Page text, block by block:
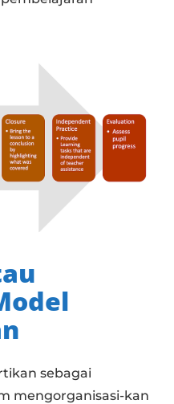
sebagai
mengorganisasi-kan